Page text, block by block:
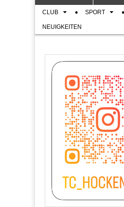
menu
content
SubCLUB SPORT
NEUIGKEITEN